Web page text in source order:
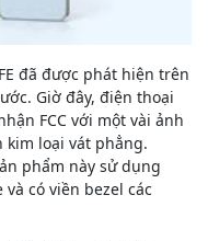
đã được phát hiện trên
Giờ đây, điện thoại
FCC với một vài ảnh
kim loại vát phẳng.
phẩm này sử dụng
có viền bezel các